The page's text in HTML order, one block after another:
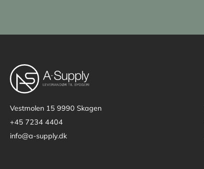
Vestmolen 15 9990 Skagen
+45 7234 4404
info@a-supply.dk